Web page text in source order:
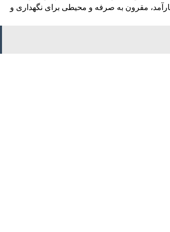
مقرون به صرفه و محیطی برای نگهداری و